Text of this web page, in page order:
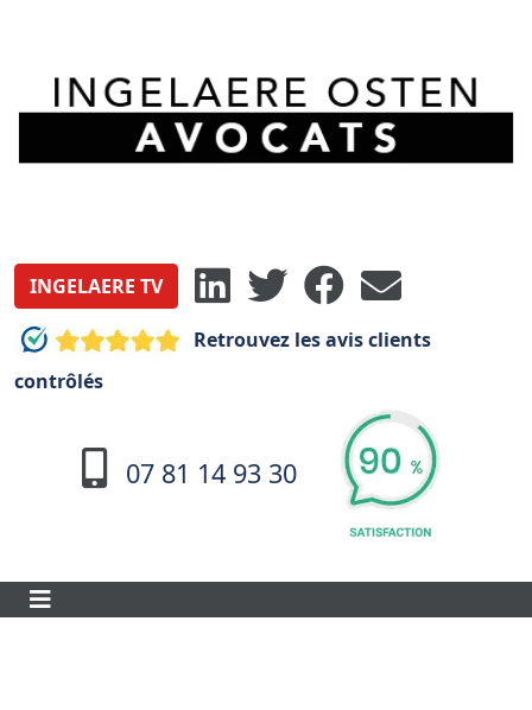
INGELAERE TV
Retrouvez les avis clients
contrôlés
07 81 14 93 30